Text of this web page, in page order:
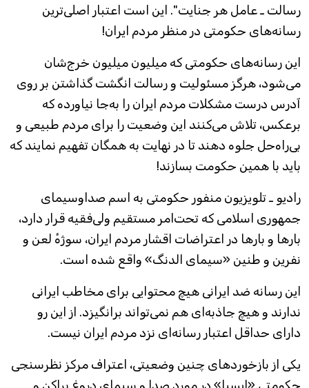
رسالت ـ عامل هر جنایت". این است اعتبار اصلی‌ترین
رسانه‌های حکومتی در منظر مردم ایران!
این رسانه‌های حکومتی که میلیون میلیون خرج‌شان
می‌شود، هرگز مسئولیت و رسالت انگشت گذاشتن بر روی
آدرس درست مشکلات مردم ایران را به‌جا نیاورده که
برعکس، تلاش می‌کنند این وضعیت را برای مردم طبیعی و
بی‌راه‌حل جلوه دهند تا در نهایت به همگان تفهیم نمایند که
باید با همین حکومت بسازند!
رادیو ـ تلویزیون منفور حکومتی به اسم صداوسیمای
جمهوری اسلامی که تحت‌امر مستقیم ولی‌فقیه قرار دارد،
بارها و بارها در اعتراضات اقشار مردم ایران، سوژهٔ لعن و
نفرین و طنین «سیمای الدنگ» واقع شده است.
این رسانه ضد ایرانی هیچ محتوایی برای مخاطب ایرانی
ندارند و هیچ جاذبه‌ای هم نمی‌تواند برانگیزد. از این رو
دارای حداقل اعتبار رسانه‌ای نزد مردم ایران نیست.
یکی از بازخوردهای چنین وضعیتی، اعتراف مرکز نظرسنجی